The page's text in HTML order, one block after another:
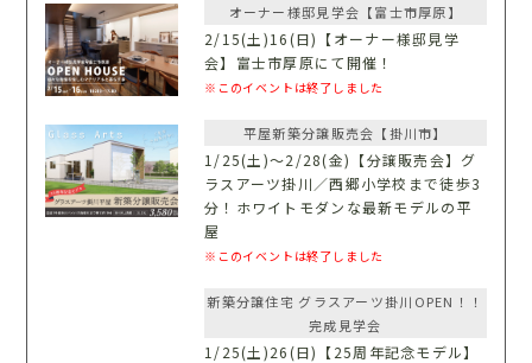
オーナー様邸見学会【富士市厚原】
2/15(土)16(日)【オーナー様邸見学
会】富士市厚原にて開催！
※このイベントは終了しました
平屋新築分譲販売会【掛川市】
1/25(土)〜2/28(金)【分譲販売会】グ
ラスアーツ掛川／西郷小学校まで徒歩3
分！ホワイトモダンな最新モデルの平
屋
※このイベントは終了しました
新築分譲住宅 グラスアーツ掛川OPEN！！
完成見学会
1/25(土)26(日)【25周年記念モデル】